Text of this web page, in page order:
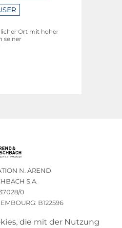
Ort mit hoher
seiner
N. AREND
S.A.
0
B122596
32 75 76die mit der Nutzung